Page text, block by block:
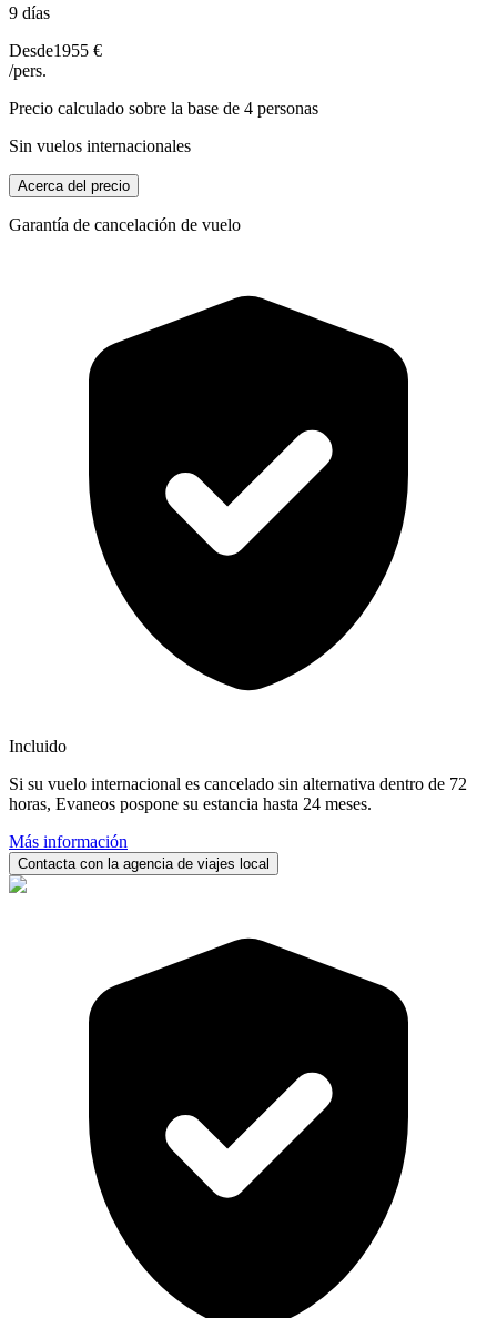
9 días
Desde1955 €
/pers.
Precio calculado sobre la base de 4 personas
Sin vuelos internacionales
Acerca del precio
Garantía de cancelación de vuelo
Incluido
Si su vuelo internacional es cancelado sin alternativa dentro de 72
horas, Evaneos pospone su estancia hasta 24 meses.
Más información
Contacta con la agencia de viajes local